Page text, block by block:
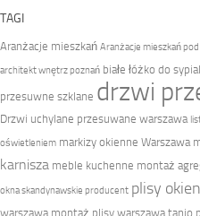
TAGI
Aranżacje mieszkań Aranżacje mieszkań
architekt wnętrz poznań białe łóżko do
przesuwne szklane drzwi
Drzwi uchylane przesuwane warszawa
oświetleniem markizy okienne Warszawa
karnisza meble kuchenne montaż
okna skandynawskie producent plisy
warszawa montaż plisy warszawa tanio